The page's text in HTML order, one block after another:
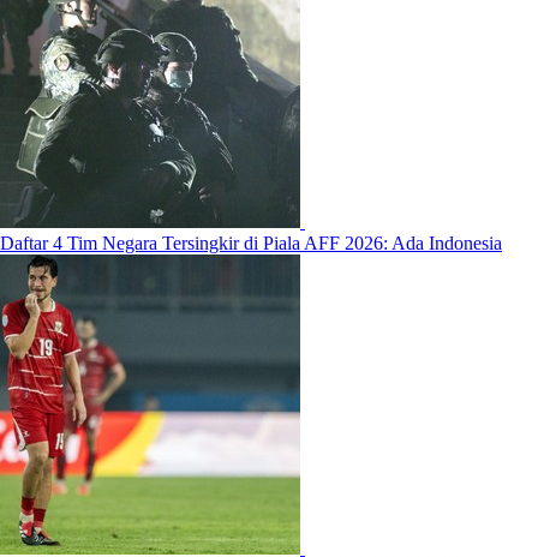
Daftar 4 Tim Negara Tersingkir di Piala AFF 2026: Ada Indonesia